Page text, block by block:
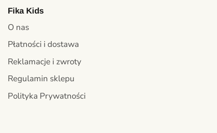
Fika Kids
O nas
Płatności i dostawa
Reklamacje i zwroty
Regulamin sklepu
Polityka Prywatności